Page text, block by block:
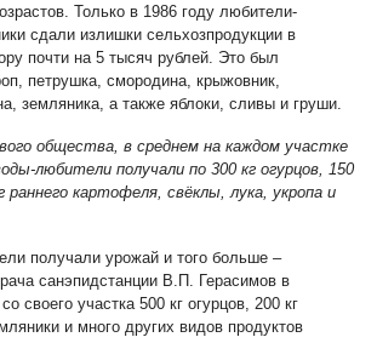
Только в 1986 году любители-
сдали излишки сельхозпродукции в
почти на 5 тысяч рублей. Это был
петрушка, смородина, крыжовник,
земляника, а также яблоки, сливы и груши.
общества, в среднем на каждом участке
любители получали по 300 кг огурцов, 150
раннего картофеля, свёклы, лука, укропа и
получали урожай и того больше –
санэпидстанции В.П. Герасимов в
своего участка 500 кг огурцов, 200 кг
и много других видов продуктов